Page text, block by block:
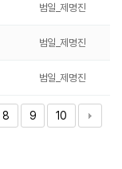
범일_제명진
범일_제명진
범일_제명진
8 9 10